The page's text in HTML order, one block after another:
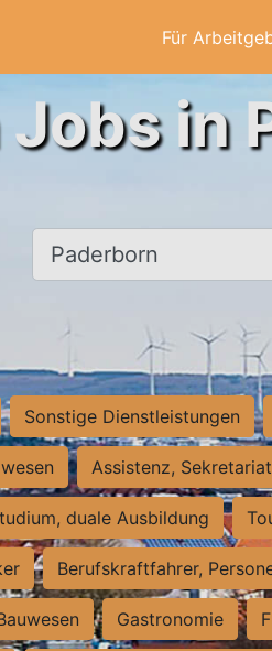
Für
in
Ort, Stadt
Sonstige Dienstleistungen
Assistenz, Sekretariat
duale Ausbildung
Berufskraftfahrer,
Gastronomie